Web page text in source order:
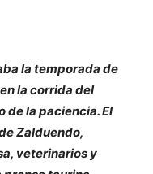
la temporada de
la corrida del
de la paciencia. El
Zalduendo,
veterinarios y